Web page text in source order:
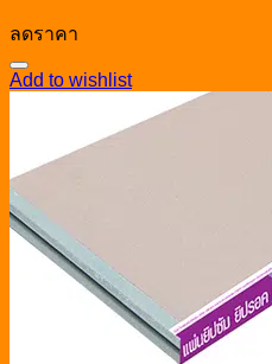
ลดราคา
Add to wishlist